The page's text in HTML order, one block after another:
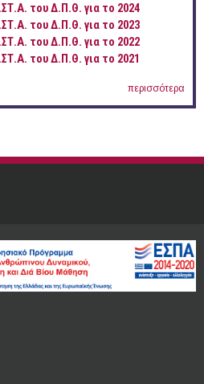
του Δ.Π.Θ. για το 2024
του Δ.Π.Θ. για το 2023
του Δ.Π.Θ. για το 2022
του Δ.Π.Θ. για το 2021
περισσότερα